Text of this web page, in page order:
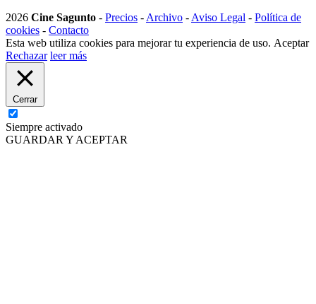
2026 Cine Sagunto - Precios - Archivo - Aviso Legal - Política de
cookies - Contacto
Esta web utiliza cookies para mejorar tu experiencia de uso. Aceptar
Rechazar leer más
Cerrar
Siempre activado
GUARDAR Y ACEPTAR